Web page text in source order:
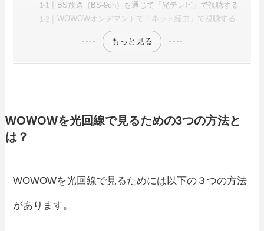
BS放送（BS-9ch）を通じて「光テレビ」で視聴する
WOWOWオンデマンドで「ネット経由」で視聴する
もっと見る
WOWOWを光回線で見るための3つの方法と
は？
WOWOWを光回線で見るためには以下の３つの方法
があります。